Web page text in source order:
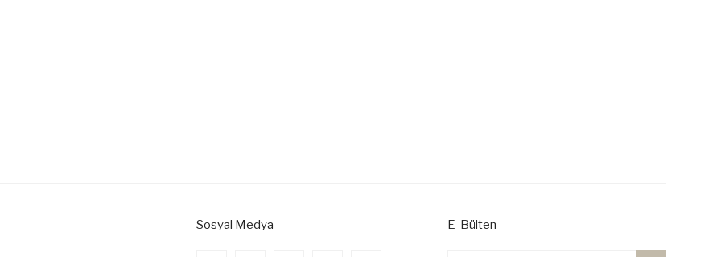
Sosyal Medya E-Bülten